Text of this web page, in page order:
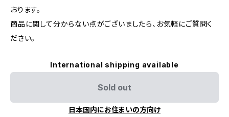
おります。
商品に関して分からない点がございましたら、お気軽にご質問く
ださい。
International shipping available
Sold out
日本国内にお住まいの方向け